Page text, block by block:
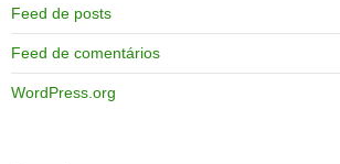
Feed de posts
Feed de comentários
WordPress.org